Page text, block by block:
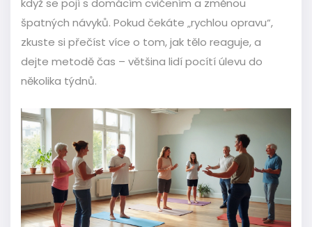
když se pojí s domácím cvičením a změnou
špatných návyků. Pokud čekáte „rychlou opravu“,
zkuste si přečíst více o tom, jak tělo reaguje, a
dejte metodě čas – většina lidí pocítí úlevu do
několika týdnů.